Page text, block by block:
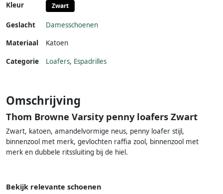
Kleur Zwart
Geslacht
Damesschoenen
Materiaal
Katoen
Categorie Loafers, Espadrilles
Omschrijving
Thom Browne Varsity penny loafers Zwart
Zwart, katoen, amandelvormige neus, penny loafer stijl,
binnenzool met merk, gevlochten raffia zool, binnenzool met
merk en dubbele ritssluiting bij de hiel.
Bekijk relevante schoenen